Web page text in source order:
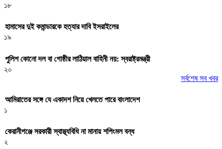
১৮
হামাসের দুই কমান্ডারকে হত্যার দাবি ইসরাইলের
১৯
পুলিশ কোনো দল বা গোষ্ঠীর লাঠিয়াল বাহিনী নয়: স্বরাষ্ট্রমন্ত্রী
২০
সর্বশেষ সব খবর
আমিরাতের সঙ্গে যে একাদশ নিয়ে খেলতে পারে বাংলাদেশ
১
কেরানীগঞ্জে সরকারী স্বাস্থ্যবিধি না মানায় শপিংমল বন্ধ
২